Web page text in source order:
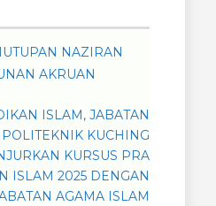
NAZIRAN
AKRUAN
ISLAM, JABATAN
KUCHING
KURSUS PRA
ISLAM 2025 DENGAN
AGAMA ISLAM